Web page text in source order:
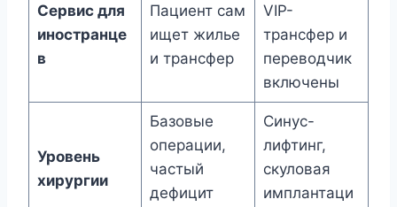
Сервис для
иностранце
в
Пациент сам
ищет жилье
и трансфер
VIP-
трансфер и
переводчик
включены
Уровень
хирургии
Базовые
операции,
частый
дефицит
Синус-
лифтинг,
скуловая
имплантаци